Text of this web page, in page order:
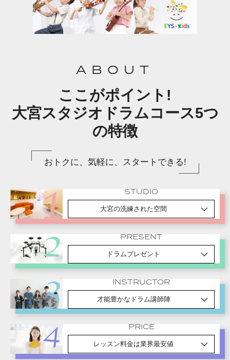
ABOUT
ここがポイント!
大宮スタジオドラムコース5つ
の特徴
おトクに、気軽に、スタートできる!
STUDIO
大宮の洗練された空間
PRESENT
ドラムプレゼント
INSTRUCTOR
才能豊かなドラム講師陣
PRICE
レッスン料金は業界最安値